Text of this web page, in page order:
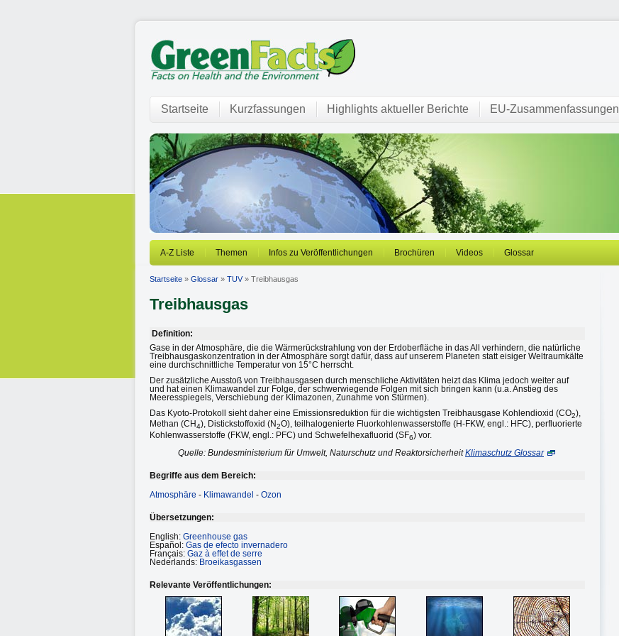
Startseite Kurzfassungen Highlights aktueller Berichte EU-Zusammenfassungen
A-Z Liste Themen Infos zu Veröffentlichungen Brochüren Videos Glossar
Startseite » Glossar » TUV» Treibhausgas
Treibhausgas
Definition:
Gase in der Atmosphäre, die die Wärmerückstrahlung von der Erdoberfläche in das All verhindern, die natürliche
Treibhausgaskonzentration in der Atmosphäre sorgt dafür, dass auf unserem Planeten statt eisiger Weltraumkälte
eine durchschnittliche Temperatur von 15°C herrscht.
Der zusätzliche Ausstoß von Treibhausgasen durch menschliche Aktivitäten heizt das Klima jedoch weiter auf
und hat einen Klimawandel zur Folge, der schwerwiegende Folgen mit sich bringen kann (u.a. Anstieg des
Meeresspiegels, Verschiebung der Klimazonen, Zunahme von Stürmen).
Das Kyoto-Protokoll sieht daher eine Emissionsreduktion für die wichtigsten Treibhausgase Kohlendioxid (CO2),
Methan (CH4), Distickstoffoxid (N2O), teilhalogenierte Fluorkohlenwasserstoffe (H-FKW, engl.: HFC), perfluorierte
Kohlenwasserstoffe (FKW, engl.: PFC) und Schwefelhexafluorid (SF6) vor.
Quelle: Bundesministerium für Umwelt, Naturschutz und ReaktorsicherheitKlimaschutz Glossar
Begriffe aus dem Bereich:
Atmosphäre - Klimawandel - Ozon
Übersetzungen:
English: Greenhouse gas
Español: Gas de efecto invernadero
Français: Gaz à effet de serre
Nederlands: Broeikasgassen
Relevante Veröffentlichungen: